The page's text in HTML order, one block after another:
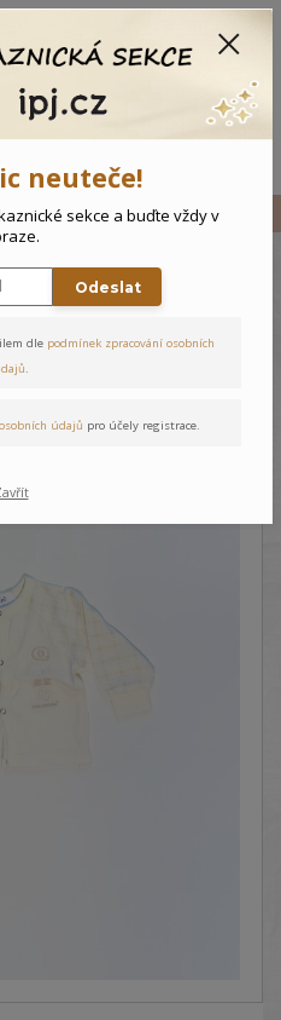
košilka
neuteče!
sekce a buďte vždy v
Odeslat
dle podmínek zpracování osobních
.
údajů pro účely registrace.